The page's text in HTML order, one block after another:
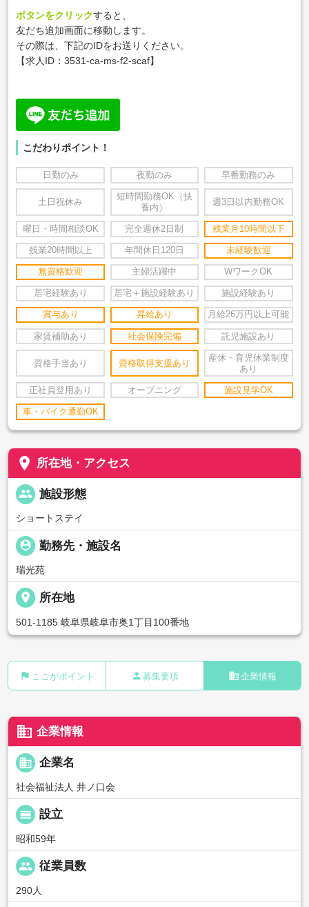
ボタンをクリックすると、
友だち追加画面に移動します。
その際は、下記のIDをお送りください。
【求人ID：3531-ca-ms-f2-scaf】
こだわりポイント！
日勤のみ 夜勤のみ 早番勤務のみ
土日祝休み
短時間勤務OK（扶
養内）
週3日以内勤務OK
曜日・時間相談OK 完全週休2日制 残業月10時間以下
残業20時間以上 年間休日120日 未経験歓迎
無資格歓迎 主婦活躍中 WワークOK
居宅経験あり 居宅＋施設経験あり 施設経験あり
賞与あり 昇給あり 月給26万円以上可能
家賃補助あり 社会保険完備 託児施設あり
資格手当あり 資格取得支援あり
産休・育児休業制度
あり
正社員登用あり オープニング 施設見学OK
車・バイク通勤OK
place 所在地・アクセス
people 施設形態
ショートステイ
person_pin 勤務先・施設名
瑞光苑
place 所在地
501-1185 岐阜県岐阜市奥1丁目100番地
flag ここがポイント person 募集要項 business 企業情報
business 企業情報
business 企業名
社会福祉法人 井ノ口会
calendar_view_day 設立
昭和59年
people 従業員数
290人